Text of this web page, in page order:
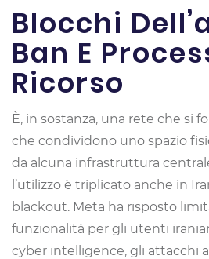
Blocchi
Ban E
Ricorso
È, in sostanza, una rete che si
che condividono uno spazio
da alcuna infrastruttura
l’utilizzo è triplicato anche in
blackout. Meta ha risposto
funzionalità per gli utenti
cyber intelligence, gli attacchi